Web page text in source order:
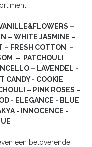
–
– WHITE JASMINE –
– FRESH COTTON –
– PATCHOULI
– LAVENDEL -
CANDY - COOKIE
– PINK ROSES –
- ELEGANCE - BLUE
- INNOCENCE -
een betoverende